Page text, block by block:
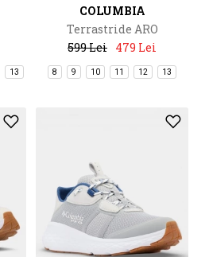
13
COLUMBIA
Terrastride ARO
599 Lei 479 Lei
8 9 10 11 12 13